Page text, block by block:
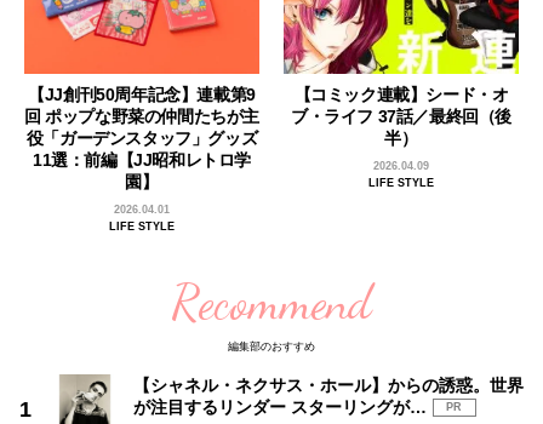
【JJ創刊50周年記念】連載第9
回 ポップな野菜の仲間たちが主
役「ガーデンスタッフ」グッズ
11選：前編【JJ昭和レトロ学
園】
2026.04.01
LIFE STYLE
【コミック連載】シード・オ
ブ・ライフ 37話／最終回（後
半）
2026.04.09
LIFE STYLE
Recommend
編集部のおすすめ
【シャネル・ネクサス・ホール】からの誘惑。世界
が注目するリンダー スターリングが…
PR